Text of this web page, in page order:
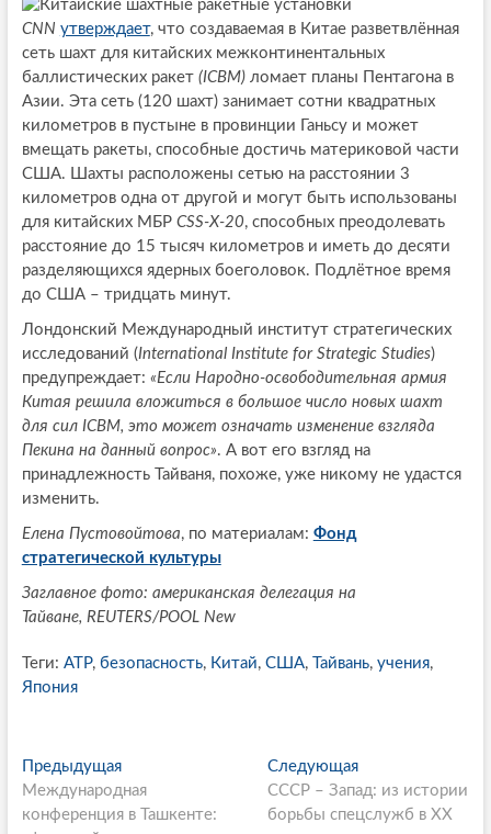
CNN утверждает, что создаваемая в Китае разветвлённая
сеть шахт для китайских межконтинентальных
баллистических ракет (ICBM) ломает планы Пентагона в
Азии. Эта сеть (120 шахт) занимает сотни квадратных
километров в пустыне в провинции Ганьсу и может
вмещать ракеты, способные достичь материковой части
США. Шахты расположены сетью на расстоянии 3
километров одна от другой и могут быть использованы
для китайских МБР CSS-X-20, способных преодолевать
расстояние до 15 тысяч километров и иметь до десяти
разделяющихся ядерных боеголовок. Подлётное время
до США – тридцать минут.
Лондонский Международный институт стратегических
исследований (International Institute for Strategic Studies)
предупреждает: «Если Народно-освободительная армия
Китая решила вложиться в большое число новых шахт
для сил ICBM, это может означать изменение взгляда
Пекина на данный вопрос». А вот его взгляд на
принадлежность Тайваня, похоже, уже никому не удастся
изменить.
Елена Пустовойтова, по материалам: Фонд
стратегической культуры
Заглавное фото: американская делегация на
Тайване, REUTERS/POOL New
Теги: АТР, безопасность, Китай, США, Тайвань, учения,
Япония
P
o
ПредыдущаяП
р
е
Международная
конференция в Ташкенте:
Следующая
л
е
СССР – Запад: из истории
борьбы спецслужб в XX